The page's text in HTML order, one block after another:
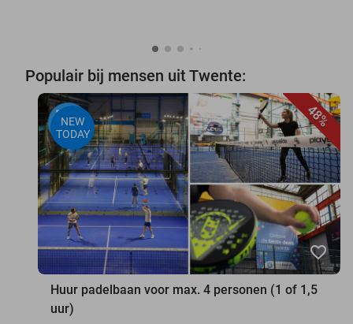
Populair bij mensen uit Twente:
48%
NEW
TODAY
favorite_border
Huur padelbaan voor max. 4 personen (1 of 1,5
uur)